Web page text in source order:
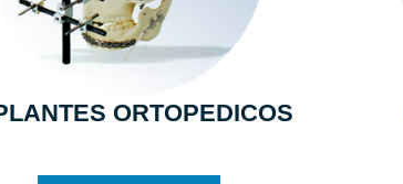
ORTOPEDICOS